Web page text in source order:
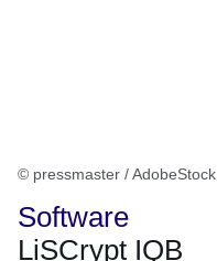
© pressmaster / AdobeStock
Software
LiSCrypt IQB